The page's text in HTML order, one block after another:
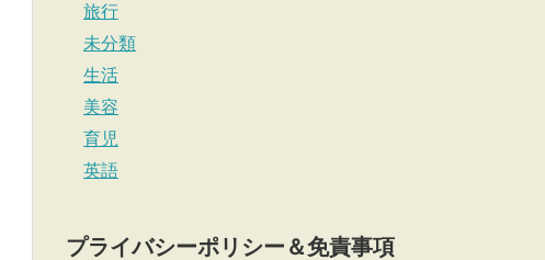
旅行
未分類
生活
美容
育児
英語
プライバシーポリシー＆免責事項